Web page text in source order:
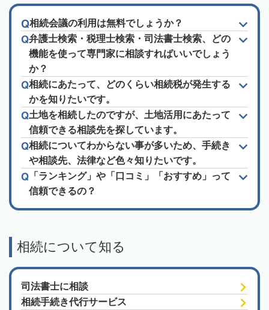
相続会議の利用は無料でしょうか？
弁護士検索・税理士検索・司法書士検索、どの
機能を使って専門家に相談すればいいでしょう
か？
相続にあたって、どのくらい相続税が発生する
かを知りたいです。
土地を相続したのですが、土地活用にあたって
信頼できる相談先を探しています。
相続についてわからない事が多いため、手続き
や相談先、法律など色々知りたいです。
「ランキング」や「口コミ」「おすすめ」って
信頼できるの？
相続について知る
司法書士に相談
相続手続き代行サービス